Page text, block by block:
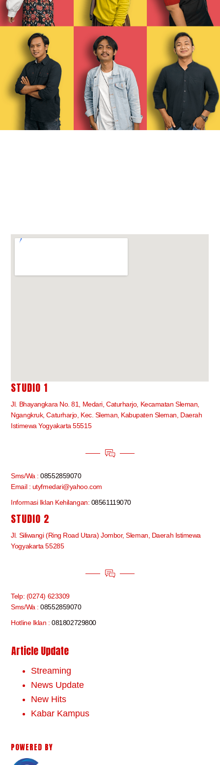
STUDIO 1
Jl. Bhayangkara No. 81, Medari, Caturharjo, Kecamatan Sleman,
Ngangkruk, Caturharjo, Kec. Sleman, Kabupaten Sleman, Daerah
Istimewa Yogyakarta 55515
Sms/Wa :08552859070
Email : utyfmedari@yahoo.com
Informasi Iklan Kehilangan: 08561119070
STUDIO 2
Jl. Siliwangi (Ring Road Utara) Jombor, Sleman, Daerah Istimewa
Yogyakarta 55285
Telp: (0274) 623309
Sms/Wa :08552859070
Hotline Iklan :081802729800
Article Update
Streaming
News Update
New Hits
Kabar Kampus
POWERED BY